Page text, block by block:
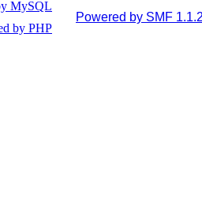
Powered by SMF